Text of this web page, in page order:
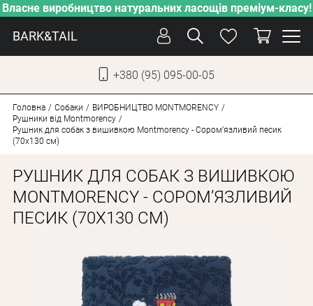
Власне виробництво натуральних ласощів преміум-класу!
BARK&TAIL
+380 (95) 095-00-05
ПІКЛУВАННЯ
ВІД СПЕКИ
ВЛАСНЕ ВИРОБНИЦТВО
АКЦІЇ
ДЛЯ КОТІВ
Головна Собаки
ВИРОБНИЦТВО MONTMORENCY
Рушники від Montmorency
Рушник для собак з вишивкою Montmorency - Соромʼязливий песик
(70х130 см)
РУШНИК ДЛЯ СОБАК З ВИШИВКОЮ
MONTMORENCY - СОРОМʼЯЗЛИВИЙ
ПЕСИК (70Х130 СМ)